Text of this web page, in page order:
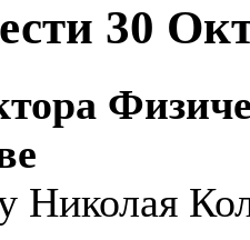
30
Николая